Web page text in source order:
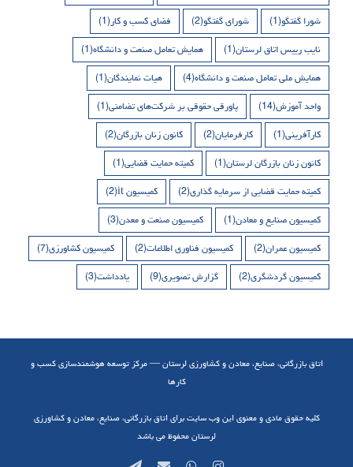
شورا گفتگو(1) شورای گفتگو(2) فضای کسب و کار(1)
نایب رییس اتاق لرستان(1) همایش تعامل صنعت و دانشگاه(1)
همایش ملی تعامل صنعت و دانشگاه(4) هیات نمایندگان(1)
واحد آموزش(14) پاورقی حقوقی بر شرکت‌های تضامنی(1)
کارآفرینی(1) کارفرمایان(2) کانون زنان بازرگان(2)
کانون زنان بازرگان لرستان(1) کمیته حمایت قضایی(1)
کمیته حمایت قضایی از سرمایه گذاری(2) کمیسیون it (2)
کمیسیون صنایع و معادن(1) کمیسیون صنعت و معدن(3)
کمیسیون عمران(2) کمیسیون فناوری اطلاعات(2) کمیسیون کشاورزی(7)
کمیسیون گردشگری(2) گزارش تصویری(9) یادداشت(3)
اتاق بازرگانی، صنایع، معادن و کشاورزی لرستان — مرکز توسعه هوشمندسازی کسب و
کارها
کلیه حقوق مادی و معنوی این وب سایت برای اتاق بازرگانی، صنایع، معادن و کشاورزی
لرستان محفوظ می باشد